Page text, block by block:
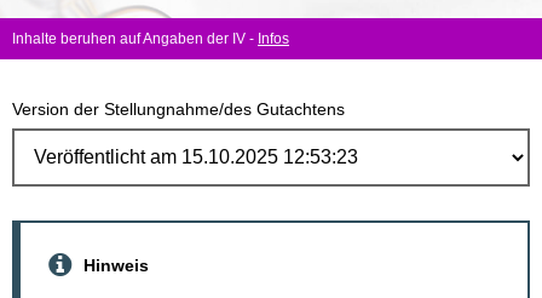
Inhalte beruhen auf Angaben der IV - Infos
Version der Stellungnahme/des Gutachtens
Hinweis